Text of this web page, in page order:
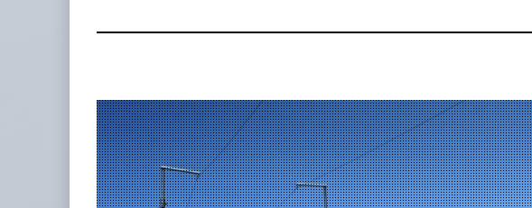
MSC incorpora servicio PAMEX en
...
12 JUL 2026